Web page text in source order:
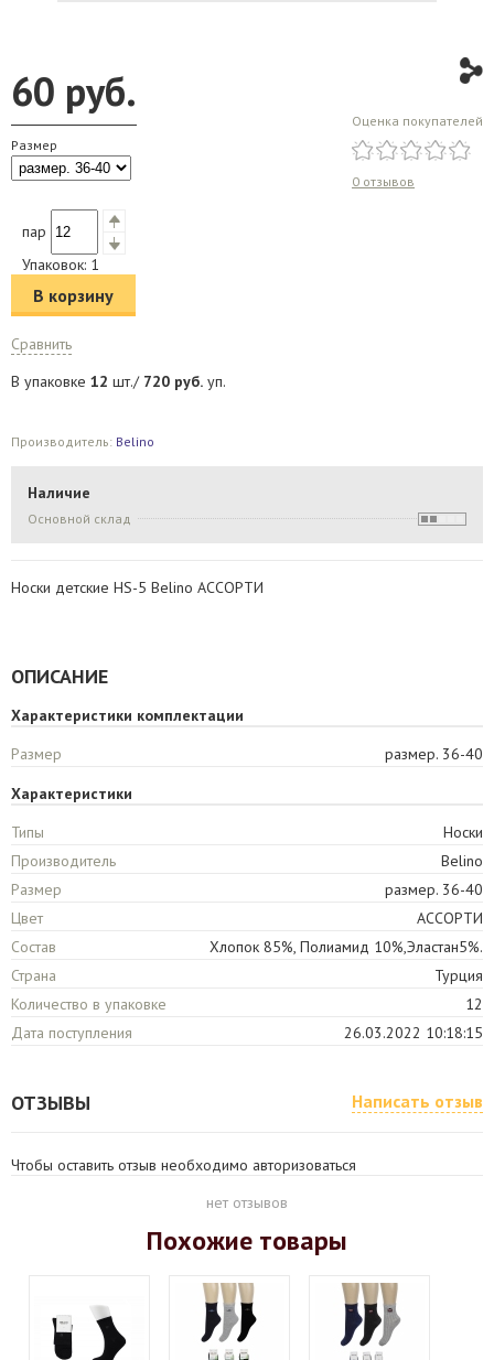
60 руб.
Размер
Оценка покупателей
0 отзывов
пар
Упаковок: 1
В корзину
Сравнить
В упаковке 12 шт./ 720 руб. уп.
Производитель: Belino
Наличие
Основной склад
Носки детские HS-5 Belino АССОРТИ
ОПИСАНИЕ
Характеристики комплектации
Размер
размер. 36-40
Характеристики
Типы
Носки
Производитель
Belino
Размер
размер. 36-40
Цвет
АССОРТИ
Состав
Хлопок 85%, Полиамид 10%,Эластан5%.
Страна
Турция
Количество в упаковке
12
Дата поступления
26.03.2022 10:18:15
ОТЗЫВЫ Написать отзыв
Чтобы оставить отзыв необходимо авторизоваться
нет отзывов
Похожие товары